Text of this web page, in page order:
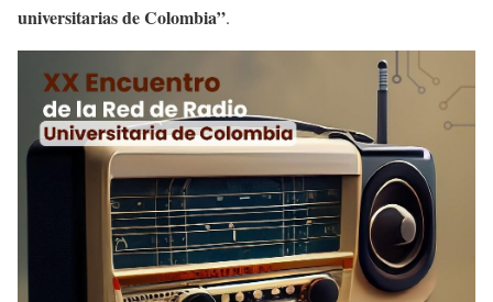
universitarias de Colombia”.